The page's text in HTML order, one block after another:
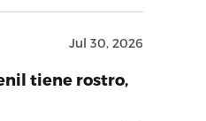
Jul 30, 2026
tiene rostro,